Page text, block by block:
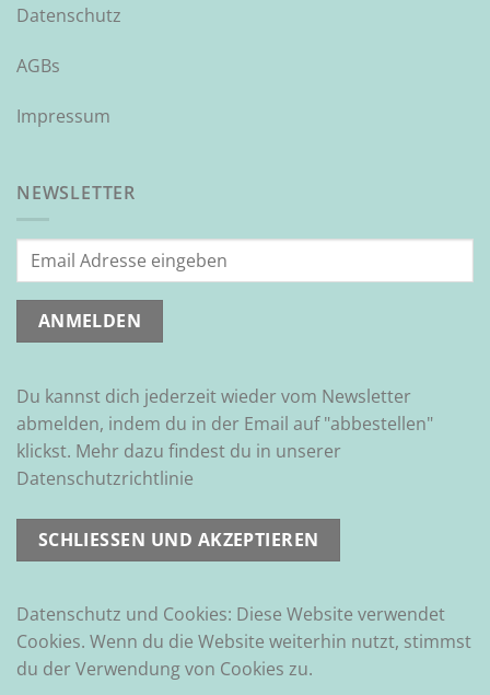
Datenschutz
AGBs
Impressum
NEWSLETTER
Du kannst dich jederzeit wieder vom Newsletter
abmelden, indem du in der Email auf "abbestellen"
klickst. Mehr dazu findest du in unserer
Datenschutzrichtlinie
Datenschutz und Cookies: Diese Website verwendet
Cookies. Wenn du die Website weiterhin nutzt, stimmst
du der Verwendung von Cookies zu.